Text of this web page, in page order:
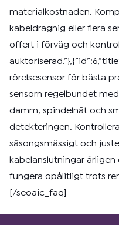
materialkostnaden.
kabeldragnig eller flera
offert i förväg och
rörelsesensor för bästa
sensorn regelbundet
damm, spindelnät och
detekteringen.
säsongsmässigt och
kabelanslutningar
fungera opålitligt trots
[/seoaic_faq]